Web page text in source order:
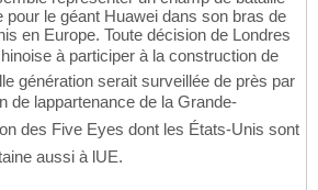
pour le géant Huawei dans son bras de
en Europe. Toute décision de Londres
à participer à la construction de
génération serait surveillée de près par
de lappartenance de la Grande-
des Five Eyes dont les États-Unis sont
aussi à lUE.